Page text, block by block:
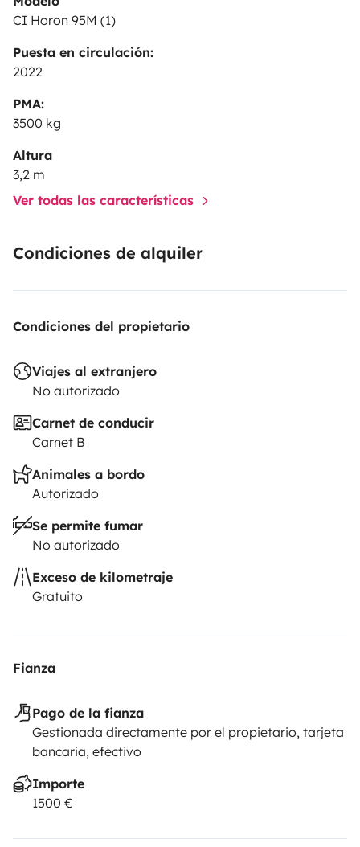
CI Horon 95M (1)
Puesta en circulación:
2022
PMA:
3500 kg
Altura
3,2 m
Ver todas las características
Condiciones de alquiler
Condiciones del propietario
Viajes al extranjero
No autorizado
Carnet de conducir
Carnet B
Animales a bordo
Autorizado
Se permite fumar
No autorizado
Exceso de kilometraje
Gratuito
Fianza
Pago de la fianza
Gestionada directamente por el propietario, tarjeta
bancaria, efectivo
Importe
1500 €